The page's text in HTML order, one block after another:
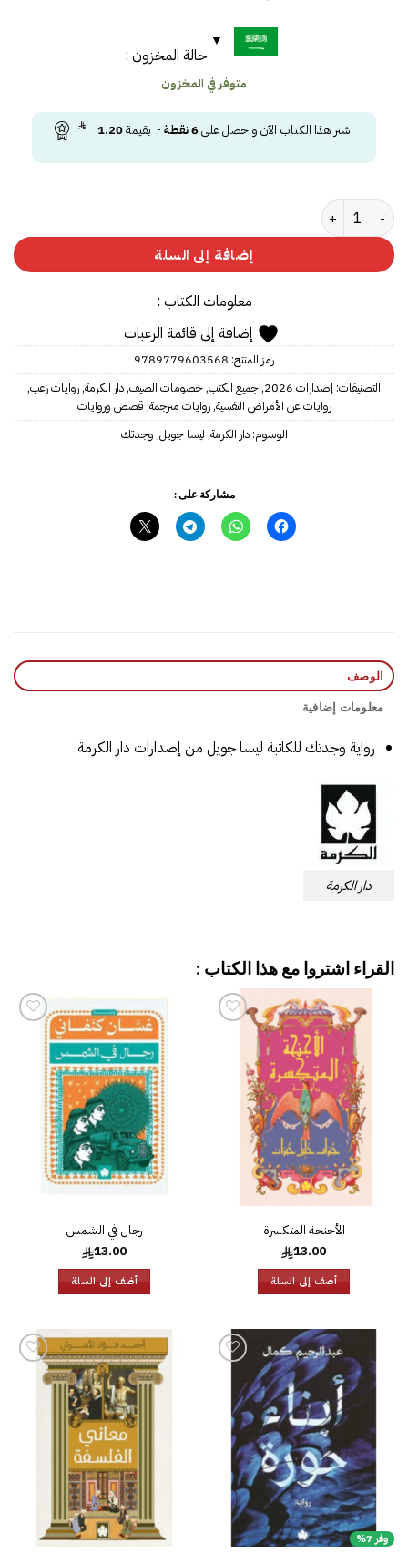
حالة المخزون :
متوفر في المخزون
اشتر هذا الكتاب الآن واحصل على6نقطة- بقيمة1.20
كمية وجدتك
إضافة إلى السلة
معلومات الكتاب :
إضافة إلى قائمة الرغبات
رمز المنتج: 9789779603568
التصنيفات: إصدارات 2026 ,جميع الكتب,خصومات الصيف,دار الكرمة,روايات رعب,
روايات عن الأمراض النفسية,روايات مترجمة, قصص وروايات
الوسوم:دار الكرمة, ليسا جويل, وجدتك
مشاركة على :
الوصف
معلومات إضافية
رواية وجدتك للكاتبة ليسا جويل من إصدارات دار الكرمة
دار الكرمة
القراء اشتروا مع هذا الكتاب :
الأجنحة المتكسرة
13.00
أضف إلى السلة
الرغبات
رجال في الشمس
13.00
أضف إلى السلة
وفر 7%
قائمة
الرغبات